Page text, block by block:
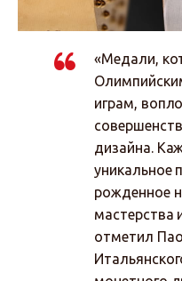
«Медали,
играм,
дизайна.
уникальное
рожденное
мастерства
отметил